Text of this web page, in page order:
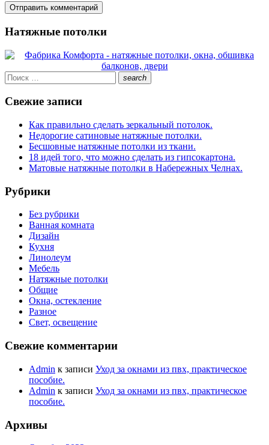
Натяжные потолки
Искать:
search
Поиск
Свежие записи
Как правильно сделать зеркальный потолок.
Недорогие сатиновые натяжные потолки.
Бесшовные натяжные потолки из ткани.
18 идей того, что можно сделать из гипсокартона.
Матовые натяжные потолки в Набережных Челнах.
Рубрики
Без рубрики
Ванная комната
Дизайн
Кухня
Линолеум
Мебель
Натяжные потолки
Общие
Окна, остекление
Разное
Свет, освещение
Свежие комментарии
Admin к записи Уход за окнами из пвх, практическое
пособие.
Admin к записи Уход за окнами из пвх, практическое
пособие.
Архивы